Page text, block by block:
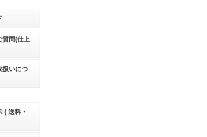
質問(仕上
扱いにつ
( 送料・